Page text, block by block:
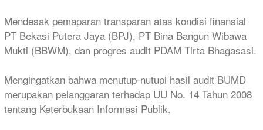
Mendesak pemaparan transparan atas kondisi finansial
PT Bekasi Putera Jaya (BPJ), PT Bina Bangun Wibawa
Mukti (BBWM), dan progres audit PDAM Tirta Bhagasasi.
Mengingatkan bahwa menutup-nutupi hasil audit BUMD
merupakan pelanggaran terhadap UU No. 14 Tahun 2008
tentang Keterbukaan Informasi Publik.